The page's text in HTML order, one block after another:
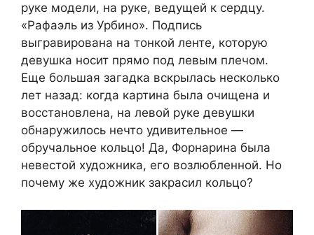
руке модели, на руке, ведущей к сердцу.
«Рафаэль из Урбино». Подпись
выгравирована на тонкой ленте, которую
девушка носит прямо под левым плечом.
Еще большая загадка вскрылась несколько
лет назад: когда картина была очищена и
восстановлена, на левой руке девушки
обнаружилось нечто удивительное —
обручальное кольцо! Да, Форнарина была
невестой художника, его возлюбленной. Но
почему же художник закрасил кольцо?